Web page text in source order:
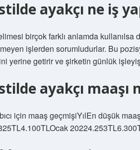
ayakçı ne iş
birçok farklı anlamda
işlerden sorumludurlar. Bu
yerine getirir ve şirketin günlük
ayakçı maaşı
için maaş geçmişiYılEn düşük